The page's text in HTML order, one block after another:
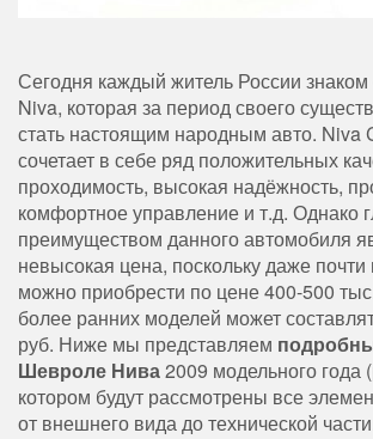
Сегодня каждый житель России
Niva, которая за период своего
стать настоящим народным авто. Niva
сочетает в себе ряд положительных
проходимость, высокая надёжность,
комфортное управление и т.д. Однако
преимуществом данного автомобиля
невысокая цена, поскольку даже
можно приобрести по цене 400-500
более ранних моделей может
руб. Ниже мы представляем
Шевроле Нива2009 модельного года
котором будут рассмотрены все
от внешнего вида до технической